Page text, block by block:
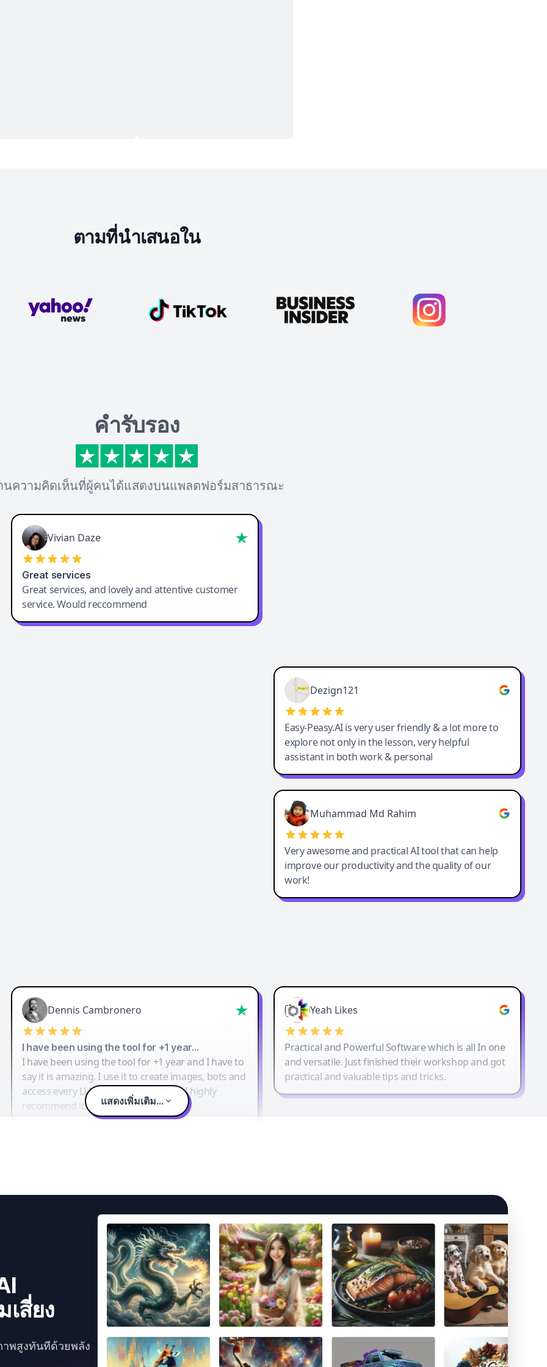
ตามที่นำเสนอใน
คำรับรอง
นความคิดเห็นที่ผู้คนได้แสดงบนแพลตฟอร์มสาธารณะ
Vivian Daze
Great services
Great services, and lovely and attentive customer
service. Would reccommend
Dezign121
Easy-Peasy.AI is very user friendly & a lot more to
explore not only in the lesson, very helpful
assistant in both work & personal
Muhammad Md Rahim
Very awesome and practical AI tool that can help
improve our productivity and the quality of our
work!
Dennis Cambronero
I have been using the tool for +1 year…
I have been using the tool for +1 year and I have to
say it is amazing. I use it to create images, bots and
access every LLM in one single place. I highly
recommend it.
Yeah Likes
Practical and Powerful Software which is all In one
and versatile. Just finished their workshop and got
practical and valuable tips and tricks.
แสดงเพิ่มเติม...
สี่ยง
าพสูงทันทีด้วยพลัง